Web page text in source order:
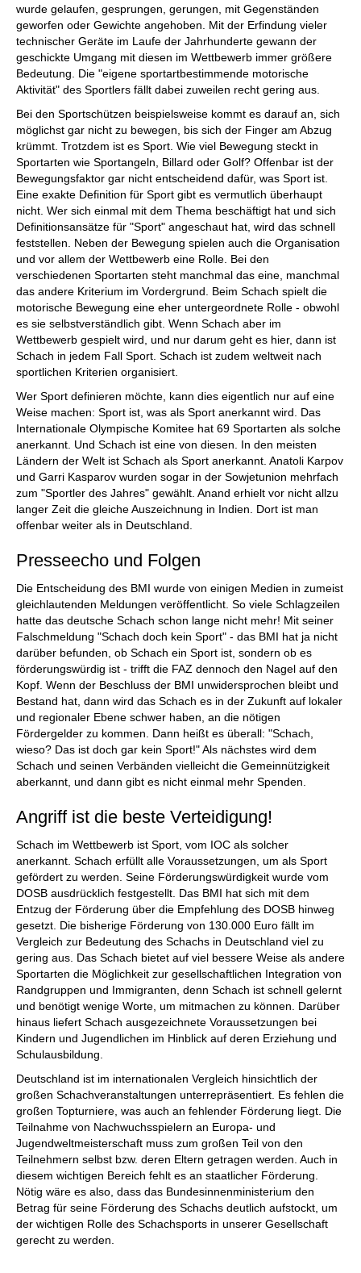
wurde gelaufen, gesprungen, gerungen, mit Gegenständen
geworfen oder Gewichte angehoben. Mit der Erfindung vieler
technischer Geräte im Laufe der Jahrhunderte gewann der
geschickte Umgang mit diesen im Wettbewerb immer größere
Bedeutung. Die "eigene sportartbestimmende motorische
Aktivität" des Sportlers fällt dabei zuweilen recht gering aus.
Bei den Sportschützen beispielsweise kommt es darauf an, sich
möglichst gar nicht zu bewegen, bis sich der Finger am Abzug
krümmt. Trotzdem ist es Sport. Wie viel Bewegung steckt in
Sportarten wie Sportangeln, Billard oder Golf? Offenbar ist der
Bewegungsfaktor gar nicht entscheidend dafür, was Sport ist.
Eine exakte Definition für Sport gibt es vermutlich überhaupt
nicht. Wer sich einmal mit dem Thema beschäftigt hat und sich
Definitionsansätze für "Sport" angeschaut hat, wird das schnell
feststellen. Neben der Bewegung spielen auch die Organisation
und vor allem der Wettbewerb eine Rolle. Bei den
verschiedenen Sportarten steht manchmal das eine, manchmal
das andere Kriterium im Vordergrund. Beim Schach spielt die
motorische Bewegung eine eher untergeordnete Rolle - obwohl
es sie selbstverständlich gibt. Wenn Schach aber im
Wettbewerb gespielt wird, und nur darum geht es hier, dann ist
Schach in jedem Fall Sport. Schach ist zudem weltweit nach
sportlichen Kriterien organisiert.
Wer Sport definieren möchte, kann dies eigentlich nur auf eine
Weise machen: Sport ist, was als Sport anerkannt wird. Das
Internationale Olympische Komitee hat 69 Sportarten als solche
anerkannt. Und Schach ist eine von diesen. In den meisten
Ländern der Welt ist Schach als Sport anerkannt. Anatoli Karpov
und Garri Kasparov wurden sogar in der Sowjetunion mehrfach
zum "Sportler des Jahres" gewählt. Anand erhielt vor nicht allzu
langer Zeit die gleiche Auszeichnung in Indien. Dort ist man
offenbar weiter als in Deutschland.
Presseecho und Folgen
Die Entscheidung des BMI wurde von einigen Medien in zumeist
gleichlautenden Meldungen veröffentlicht. So viele Schlagzeilen
hatte das deutsche Schach schon lange nicht mehr! Mit seiner
Falschmeldung "Schach doch kein Sport" - das BMI hat ja nicht
darüber befunden, ob Schach ein Sport ist, sondern ob es
förderungswürdig ist - trifft die FAZ dennoch den Nagel auf den
Kopf. Wenn der Beschluss der BMI unwidersprochen bleibt und
Bestand hat, dann wird das Schach es in der Zukunft auf lokaler
und regionaler Ebene schwer haben, an die nötigen
Fördergelder zu kommen. Dann heißt es überall: "Schach,
wieso? Das ist doch gar kein Sport!" Als nächstes wird dem
Schach und seinen Verbänden vielleicht die Gemeinnützigkeit
aberkannt, und dann gibt es nicht einmal mehr Spenden.
Angriff ist die beste Verteidigung!
Schach im Wettbewerb ist Sport, vom IOC als solcher
anerkannt. Schach erfüllt alle Voraussetzungen, um als Sport
gefördert zu werden. Seine Förderungswürdigkeit wurde vom
DOSB ausdrücklich festgestellt. Das BMI hat sich mit dem
Entzug der Förderung über die Empfehlung des DOSB hinweg
gesetzt. Die bisherige Förderung von 130.000 Euro fällt im
Vergleich zur Bedeutung des Schachs in Deutschland viel zu
gering aus. Das Schach bietet auf viel bessere Weise als andere
Sportarten die Möglichkeit zur gesellschaftlichen Integration von
Randgruppen und Immigranten, denn Schach ist schnell gelernt
und benötigt wenige Worte, um mitmachen zu können. Darüber
hinaus liefert Schach ausgezeichnete Voraussetzungen bei
Kindern und Jugendlichen im Hinblick auf deren Erziehung und
Schulausbildung.
Deutschland ist im internationalen Vergleich hinsichtlich der
großen Schachveranstaltungen unterrepräsentiert. Es fehlen die
großen Topturniere, was auch an fehlender Förderung liegt. Die
Teilnahme von Nachwuchsspielern an Europa- und
Jugendweltmeisterschaft muss zum großen Teil von den
Teilnehmern selbst bzw. deren Eltern getragen werden. Auch in
diesem wichtigen Bereich fehlt es an staatlicher Förderung.
Nötig wäre es also, dass das Bundesinnenministerium den
Betrag für seine Förderung des Schachs deutlich aufstockt, um
der wichtigen Rolle des Schachsports in unserer Gesellschaft
gerecht zu werden.